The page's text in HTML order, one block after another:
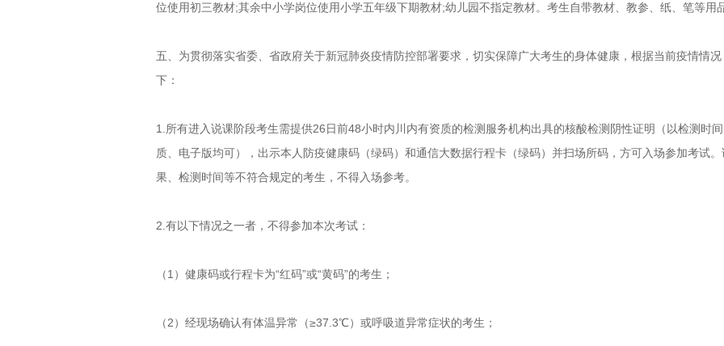
位使用初三教材;其余中小学岗位使用小学五年级下期教材;幼儿园不指定教材。考生自带教材、教参、纸、笔等用
五、为贯彻落实省委、省政府关于新冠肺炎疫情防控部署要求，切实保障广大考生的身体健康，根据当前疫情情
下：
1.所有进入说课阶段考生需提供26日前48小时内川内有资质的检测服务机构出具的核酸检测阴性证明（以检测时
质、电子版均可），出示本人防疫健康码（绿码）和通信大数据行程卡（绿码）并扫场所码，方可入场参加考试
果、检测时间等不符合规定的考生，不得入场参考。
2.有以下情况之一者，不得参加本次考试：
（1）健康码或行程卡为“红码”或“黄码”的考生；
（2）经现场确认有体温异常（≥37.3℃）或呼吸道异常症状的考生；